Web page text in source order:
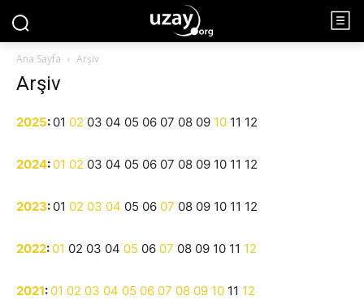
Ana Sayfa Arşiv
Arşiv
2025: 01 02 03 04 05 06 07 08 09 10 11 12
2024: 01 02 03 04 05 06 07 08 09 10 11 12
2023: 01 02 03 04 05 06 07 08 09 10 11 12
2022: 01 02 03 04 05 06 07 08 09 10 11 12
2021: 01 02 03 04 05 06 07 08 09 10 11 12